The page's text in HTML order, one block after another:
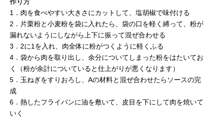
1．肉を食べやすい大きさにカットして、塩胡椒で味付ける
2．片栗粉と小麦粉を袋に入れたら、袋の口を軽く縛って、粉が
漏れないようにしながら上下に振って混ぜ合わせる
3．2に1を入れ、肉全体に粉がつくように軽くふる
4．袋から肉を取り出し、余分についてしまった粉をはたいてお
く（粉が余計についていると仕上がりが悪くなります）
5．玉ねぎをすりおろし、Aの材料と混ぜ合わせたらソースの完
成
6．熱したフライパンに油を敷いて、皮目を下にして肉を焼いて
いく